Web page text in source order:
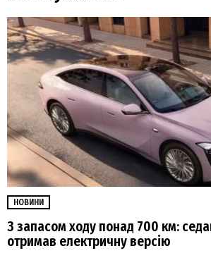
НОВИНИ
З запасом ходу понад 700 км:
отримав електричну версію